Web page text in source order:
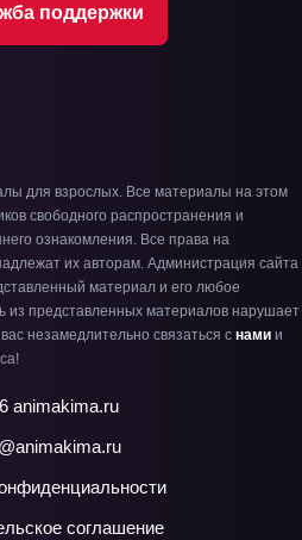
поддержки
для взрослых. Все материалы на этом
свободного распространения и
ознакомления. Все права на
их авторам. Администрация сайта
материал и его любое
из представленных материалов нарушает
незамедлительно связаться с нами и
animakima.ru
соглашение